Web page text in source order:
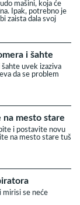
mašini, koja će
Ipak, potrebno je
zaista dala svoj
i šahte
uvek izaziva
da se problem
na mesto stare
i postavite novu
na mesto stare tuš
mirisi se neće